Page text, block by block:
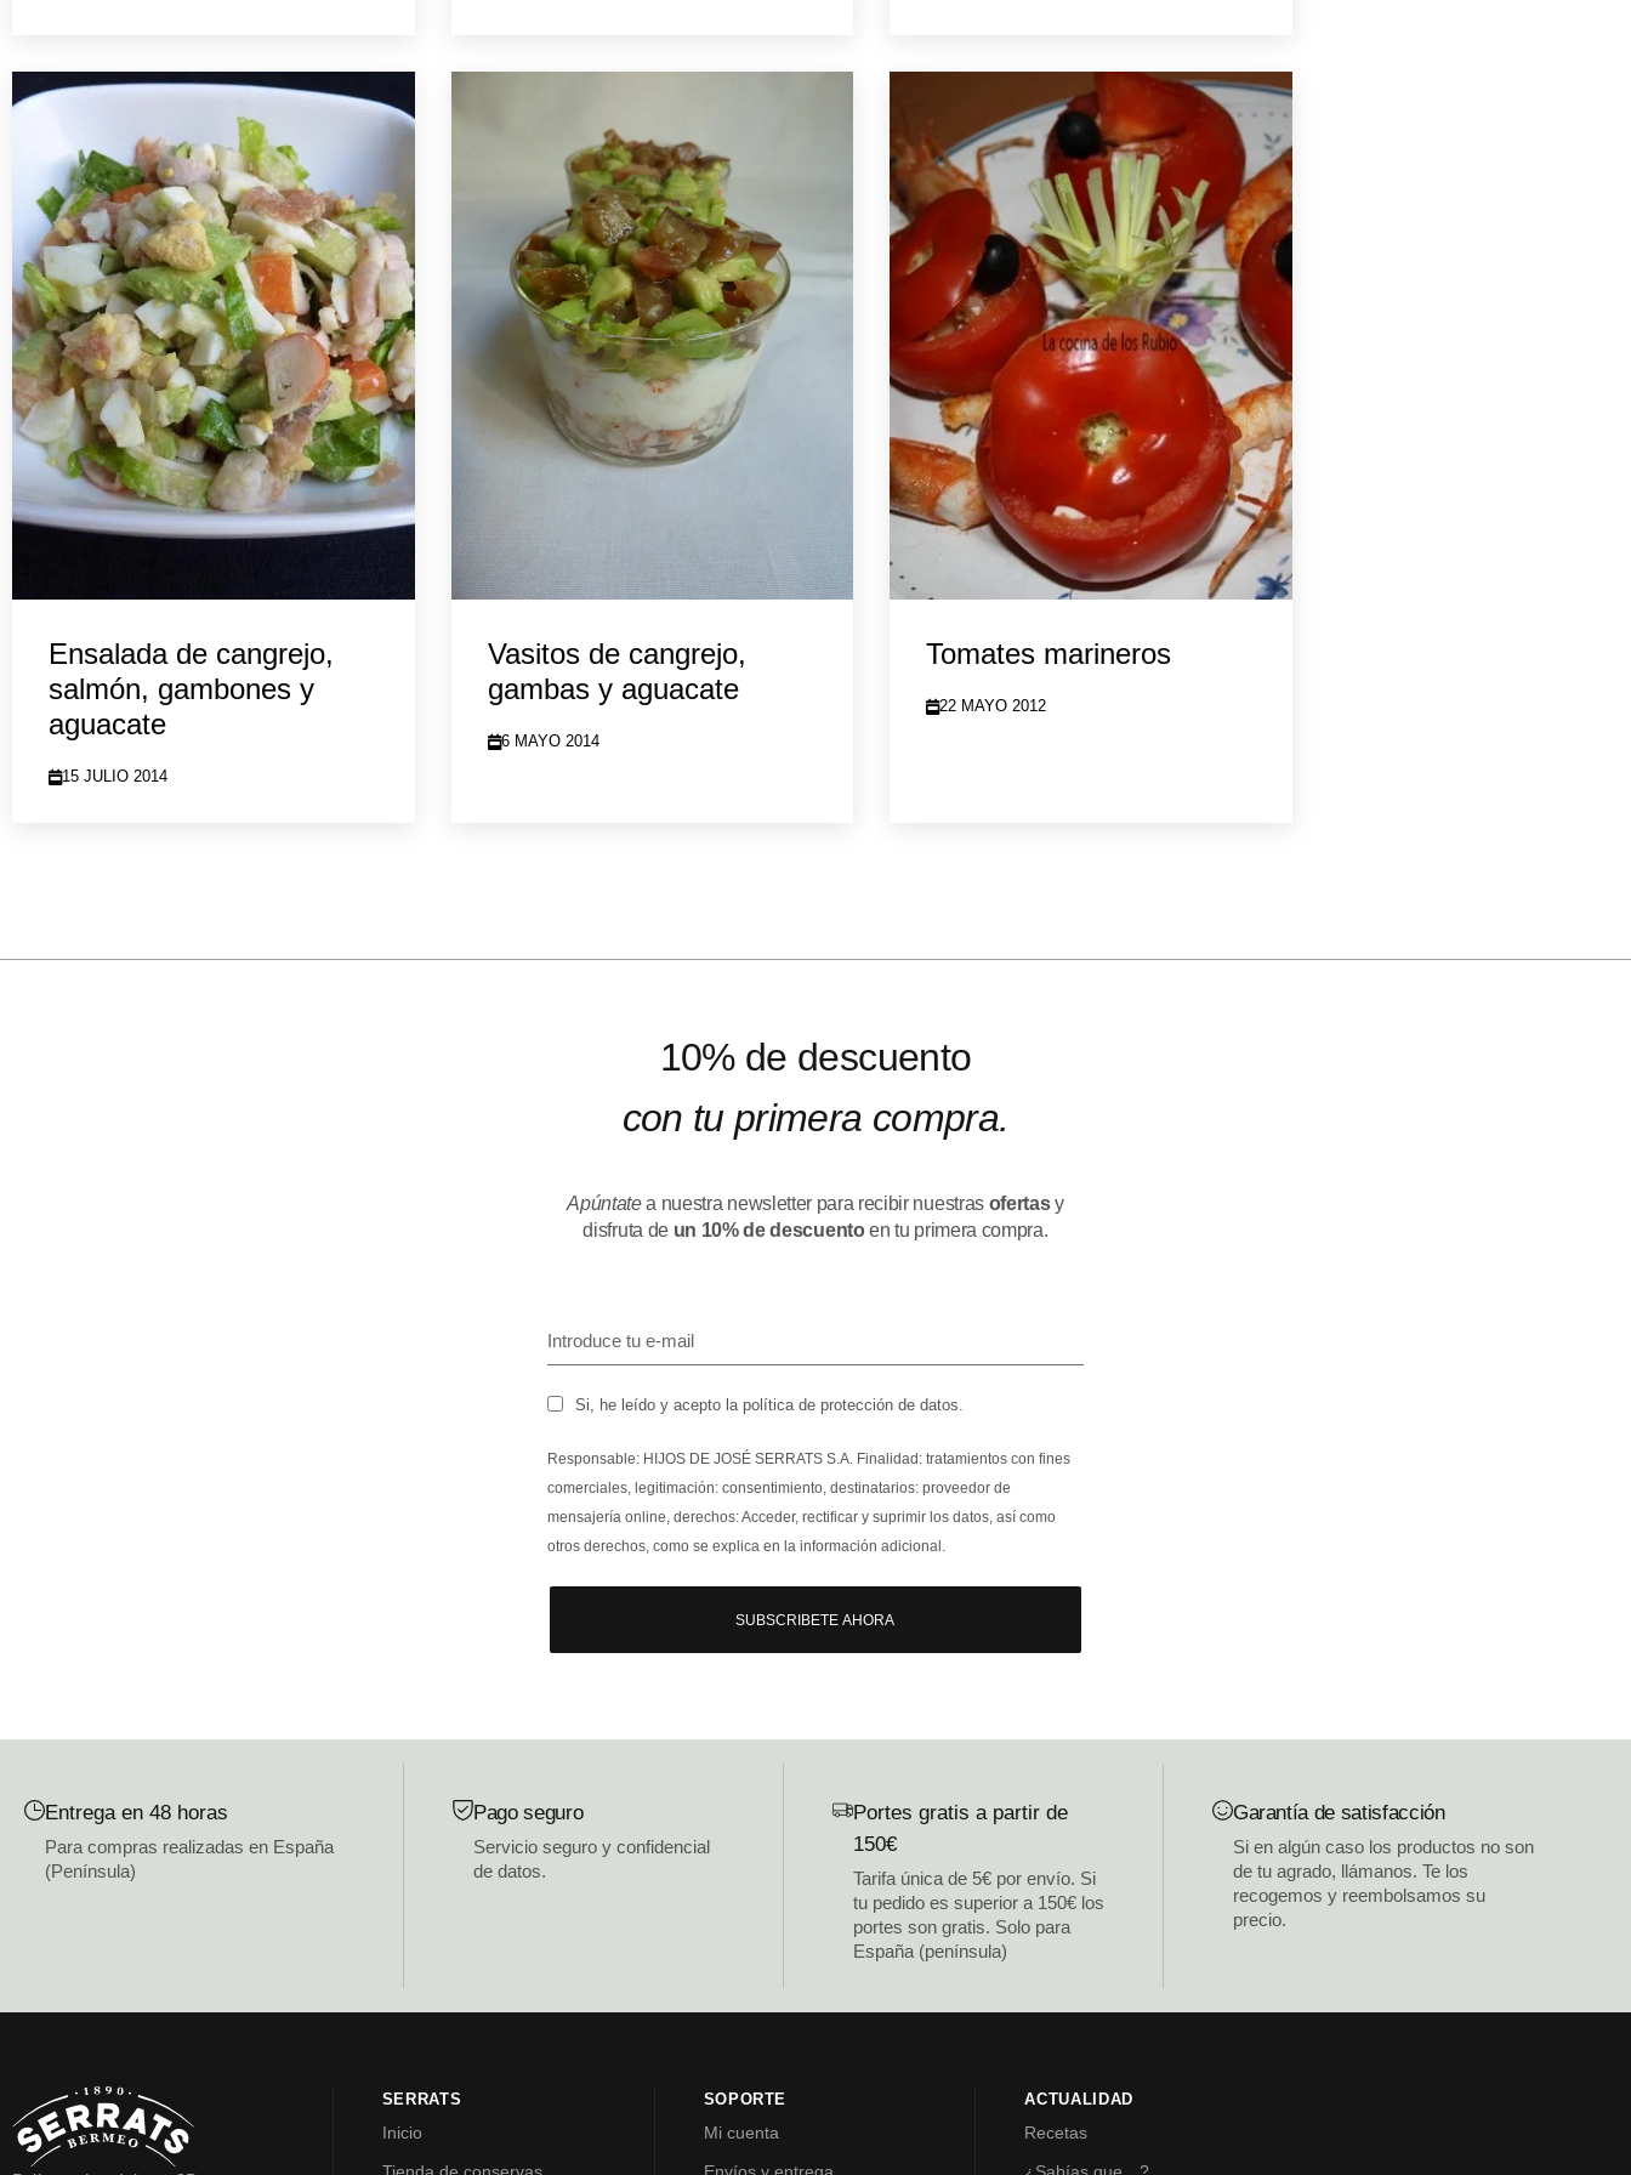
Ensalada de cangrejo,
salmón, gambones y
aguacate
15 JULIO 2014
Vasitos de cangrejo,
gambas y aguacate
6 MAYO 2014
Tomates marineros
22 MAYO 2012
10% de descuento
con tu primera compra.
Apúntatea nuestra newsletter para recibir nuestras ofertasy
disfruta de un 10% de descuentoen tu primera compra.
Si, he leído y acepto la política de protección de datos.
Responsable: HIJOS DE JOSÉ SERRATS S.A. Finalidad: tratamientos con fines
comerciales, legitimación: consentimiento, destinatarios: proveedor de
mensajería online, derechos: Acceder, rectificar y suprimir los datos, así como
otros derechos, como se explica en la información adicional.
SUBSCRIBETE AHORA
Entrega en 48 horas
Para compras realizadas en España
(Península)
Pago seguro
Servicio seguro y confidencial
de datos.
Portes gratis a partir de
150€
Tarifa única de 5€ por envío. Si
tu pedido es superior a 150€ los
portes son gratis. Solo para
España (península)
Garantía de satisfacción
Si en algún caso los productos no son
de tu agrado, llámanos. Te los
recogemos y reembolsamos su
precio.
SERRATS
Inicio
SOPORTE
Mi cuenta
ACTUALIDAD
Recetas